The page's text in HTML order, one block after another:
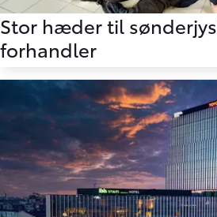
Stor hæder til
forhandler